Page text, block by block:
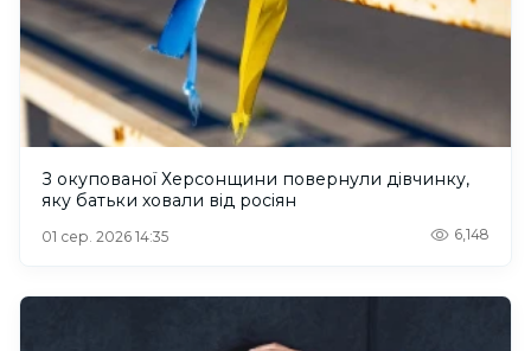
З окупованої Херсонщини повернули дівчинку,
яку батьки ховали від росіян
01 сер. 2026 14:35 6,148